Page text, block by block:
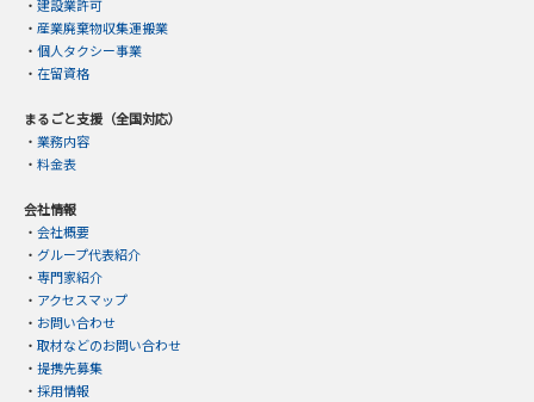
・ 建設業許可
・ 産業廃棄物収集運搬業
・ 個人タクシー事業
・ 在留資格
まるごと支援（全国対応）
・ 業務内容
・ 料金表
会社情報
・ 会社概要
・ グループ代表紹介
・ 専門家紹介
・ アクセスマップ
・ お問い合わせ
・ 取材などのお問い合わせ
・ 提携先募集
・ 採用情報